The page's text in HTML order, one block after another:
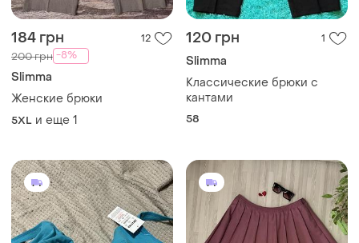
184 грн 12
200 грн -8%
Slimma
Женские брюки
5XL и еще 1
120 грн 1
Slimma
Классические брюки с
кантами
58